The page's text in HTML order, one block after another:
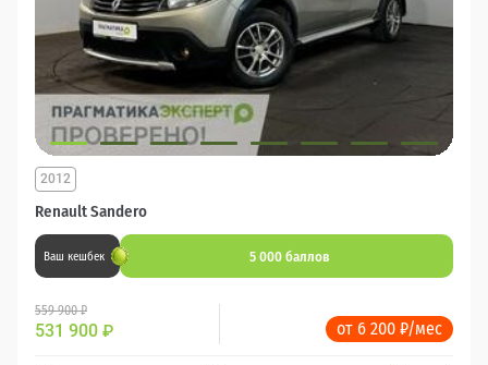
Renault Sandero
2012
Ваш кешбек 5 000 баллов
559 900 ₽
531 900 ₽ от 6 200 ₽/мес